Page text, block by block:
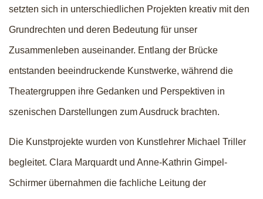
setzten sich in unterschiedlichen Projekten kreativ mit den
Grundrechten und deren Bedeutung für unser
Zusammenleben auseinander. Entlang der Brücke
entstanden beeindruckende Kunstwerke, während die
Theatergruppen ihre Gedanken und Perspektiven in
szenischen Darstellungen zum Ausdruck brachten.
Die Kunstprojekte wurden von Kunstlehrer Michael Triller
begleitet. Clara Marquardt und Anne-Kathrin Gimpel-
Schirmer übernahmen die fachliche Leitung der